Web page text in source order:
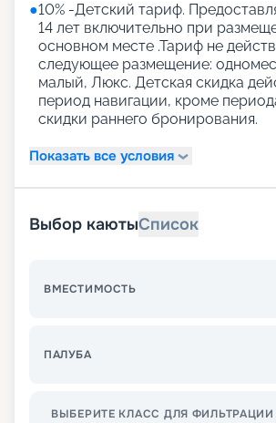
●10% -Детский тариф.
14 лет включительно при
основном месте .Тариф не
следующее размещение:
малый, Люкс. Детская скидка
период навигации, кроме
скидки раннего бронирования.
Показать все условия
Выбор каютыСписок
ВМЕСТИМОСТЬ
ПАЛУБА
ВЫБЕРИТЕ КЛАСС ДЛЯ ФИЛЬТРАЦИИ